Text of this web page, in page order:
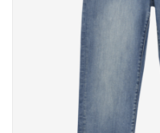
Cadeaubonnen